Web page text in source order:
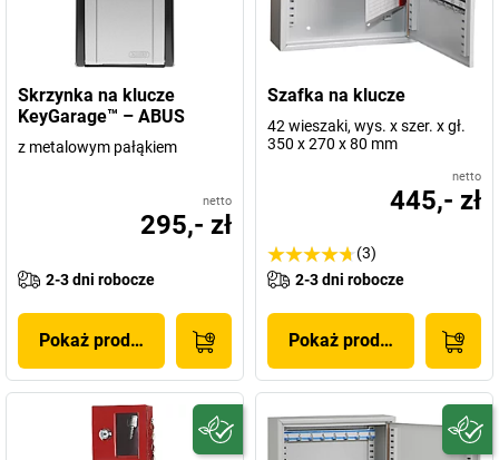
Skrzynka na klucze
KeyGarage™ – ABUS
z metalowym pałąkiem
netto
295,- zł
2-3 dni robocze
Pokaż produkt
Szafka na klucze
42 wieszaki, wys. x szer. x gł.
350 x 270 x 80 mm
netto
445,- zł
(3)
2-3 dni robocze
Pokaż produkt